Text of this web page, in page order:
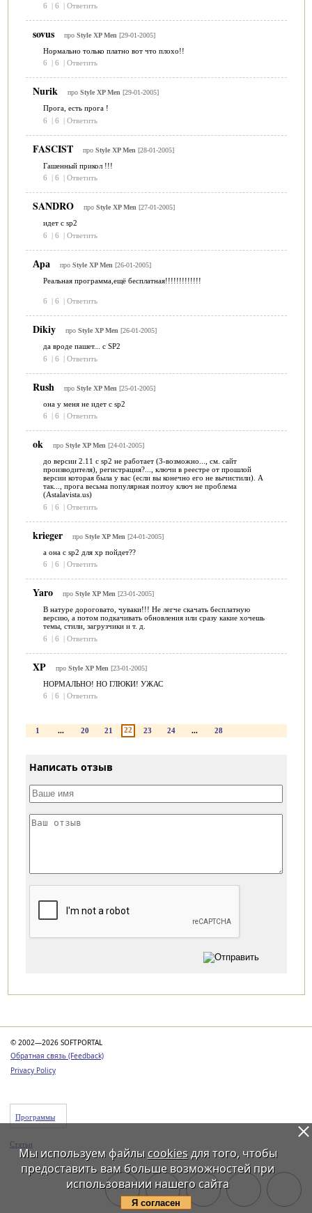
6
| 6 | Ответить
sovus про Style XP Men [29-01-2005]
Нормально только платно вот что плохо!!
6
| 6 | Ответить
Nurik про Style XP Men [29-01-2005]
Прога, есть прога !
6
| 6 | Ответить
FASCIST про Style XP Men [28-01-2005]
Гашенный прикол !!!
6
| 6 | Ответить
SANDRO про Style XP Men [27-01-2005]
идет с sp2
6
| 6 | Ответить
Ара про Style XP Men [26-01-2005]
Реальная программа,ещё бесплатная!!!!!!!!!!!!!
6 | 6 | Ответить
Dikiy про Style XP Men [26-01-2005]
да вроде пашет... с SP2
6
| 6 | Ответить
Rush про Style XP Men [25-01-2005]
она у меня не идет с sp2
6
| 6 | Ответить
ok про Style XP Men [24-01-2005]
до версии 2.11 с sp2 не работает (3-возможно..., см. сайт
производителя), регистрация?..., ключи в реестре от прошлой
версии которая была у вас (если вы конечно его не вычистили). А
так..., прога весьма популярная позтоу ключ не проблема
(Astalavista.us)
6
| 6 | Ответить
krieger про Style XP Men [24-01-2005]
а она с sp2 для xp пойдет??
6
| 6 | Ответить
Yaro про Style XP Men [23-01-2005]
В натуре дороговато, чуваки!!! Не легче скачать бесплатную
версию, а потом подкачивать обновления или сразу какие хочешь
темы, стили, загрузчики и т. д.
6
| 6 | Ответить
XP про Style XP Men [23-01-2005]
НОРМАЛЬНО! НО ГЛЮКИ! УЖАС
6
| 6 | Ответить
1 ... 20 21 22 23 24 ... 28
Написать отзыв
© 2002—2026 SOFTPORTAL
Обратная связь (Feedback)
Privacy Policy
Программы
Статьи
Мы используем файлы cookiesдля того, чтобы
предоставить вам больше возможностей при
использовании нашего сайта